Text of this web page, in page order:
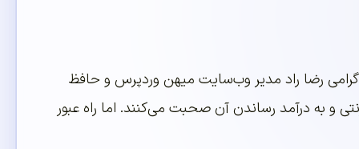
تیر ۱۳۹۹ برگزار شد. در این لایو اینستاگرامی رضا راد مدیر وب‌سایت میهن وردپرس و حافظ
و به درآمد رساندن آن صحبت می‌کنند. اما راه عبور